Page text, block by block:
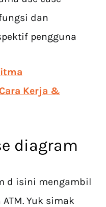
dan
pengguna
Kerja &
diagram
d isini mengambil
Yuk simak